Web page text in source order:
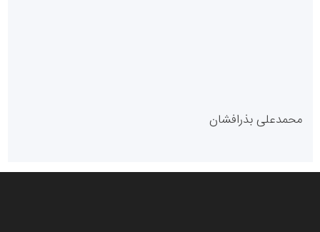
پایگاه خبری گفتمان یزد
محمدعلی بذرافشان